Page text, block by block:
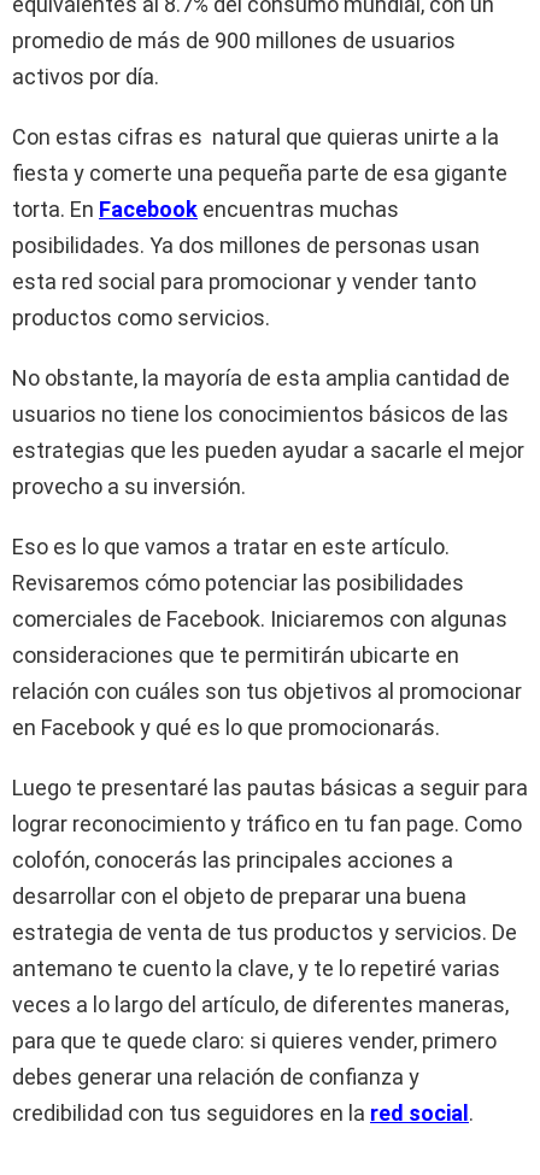
promedio de más de 900 millones de usuarios
activos por día.
Con estas cifras es natural que quieras unirte a la
fiesta y comerte una pequeña parte de esa gigante
torta. En Facebook encuentras muchas
posibilidades. Ya dos millones de personas usan
esta red social para promocionar y vender tanto
productos como servicios.
No obstante, la mayoría de esta amplia cantidad de
usuarios no tiene los conocimientos básicos de las
estrategias que les pueden ayudar a sacarle el mejor
provecho a su inversión.
Eso es lo que vamos a tratar en este artículo.
Revisaremos cómo potenciar las posibilidades
comerciales de Facebook. Iniciaremos con algunas
consideraciones que te permitirán ubicarte en
relación con cuáles son tus objetivos al promocionar
en Facebook y qué es lo que promocionarás.
Luego te presentaré las pautas básicas a seguir para
lograr reconocimiento y tráfico en tu fan page. Como
colofón, conocerás las principales acciones a
desarrollar con el objeto de preparar una buena
estrategia de venta de tus productos y servicios. De
antemano te cuento la clave, y te lo repetiré varias
veces a lo largo del artículo, de diferentes maneras,
para que te quede claro: si quieres vender, primero
debes generar una relación de confianza y
credibilidad con tus seguidores en la red social .